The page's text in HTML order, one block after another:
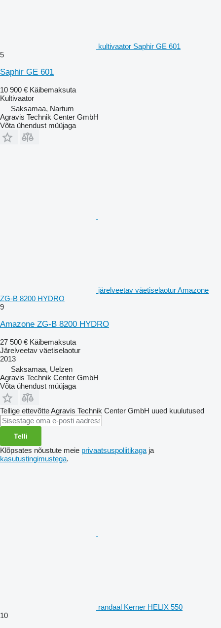
kultivaator Saphir GE 601
5
Saphir GE 601
10 900 € Käibemaksuta
Kultivaator
Saksamaa, Nartum
Agravis Technik Center GmbH
Võta ühendust müüjaga
järelveetav väetiselaotur Amazone
ZG-B 8200 HYDRO
9
Amazone ZG-B 8200 HYDRO
27 500 € Käibemaksuta
Järelveetav väetiselaotur
2013
Saksamaa, Uelzen
Agravis Technik Center GmbH
Võta ühendust müüjaga
Tellige ettevõtte Agravis Technik Center GmbH uued kuulutused
Telli
Klõpsates nõustute meie privaatsuspoliitikaga ja
kasutustingimustega.
randaal Kerner HELIX 550
10